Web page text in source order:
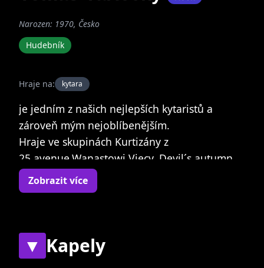
Narozen: 1970, Česko
Hudebník
Hraje na: kytara
je jedním z našich nejlepších kytaristů a
zároveň mým nejoblíbenějším.
Hraje ve skupinách Kurtizány z
25.avenue,Wanastowi Vjecy, Devil´s autumn.
Skládá texty a hudbu Anně K.
Dříve půsodil ve skupinách Lucie,Kollerband a
Zobrazit více
▼ Kapely